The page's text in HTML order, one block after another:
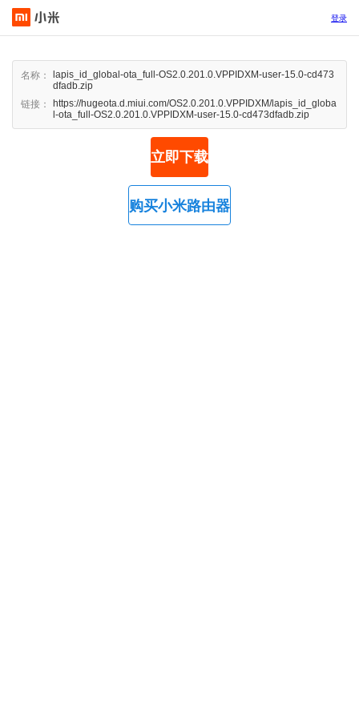
登录
名称：
lapis_id_global-ota_full-OS2.0.201.0.VPPIDXM-user-15.0-cd473
dfadb.zip
链接：
https://hugeota.d.miui.com/OS2.0.201.0.VPPIDXM/lapis_id_globa
l-ota_full-OS2.0.201.0.VPPIDXM-user-15.0-cd473dfadb.zip
立即下载
购买小米路由器